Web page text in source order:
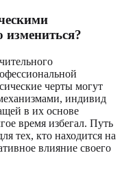
измениться?
черты могут
индивид
в их основе
время избегал. Путь
тех, кто находится на
влияние своего